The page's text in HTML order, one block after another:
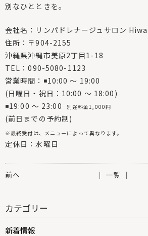
別なひとときを。
会社名：リンパドレナージュサロン
住所：〒904-2155
沖縄県沖縄市美原2丁目1-18
TEL：090-5080-1123
営業時間：◾10:00 〜 19:00
(日曜日・祝日：10:00 〜 18:00)
◾19:00 〜 23:00
別途料金1,000円
(前日までの予約制)
※最終受付は、メニューによって異なります。
定休日：水曜日
前へ │ 一覧 │
カテゴリー
新着情報